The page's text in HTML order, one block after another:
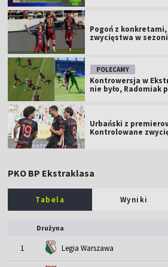
Pogoń z
zwycięstwa w
POLECAMY
Kontrowersja w
nie było, Radomiak
Urbański z
Kontrolowane
PKO BP Ekstraklasa
Tabela Wyniki
Drużyna
1 Legia Warszawa